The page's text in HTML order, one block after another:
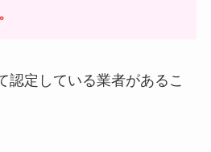
認定している業者があるこ